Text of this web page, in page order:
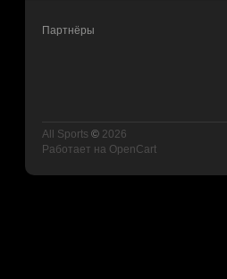
Партнёры
All Sports © 2026
Работает на OpenCart